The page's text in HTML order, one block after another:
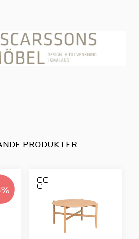
PRODUKTER